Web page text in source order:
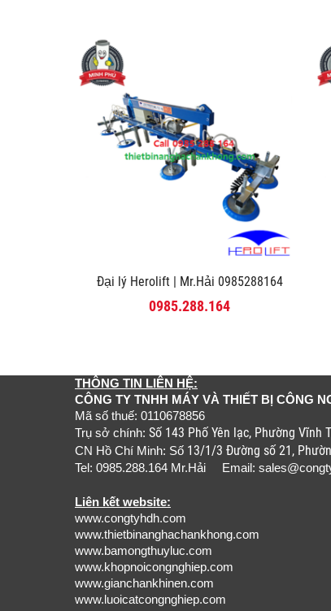
Đại lý Herolift | Mr.Hải 0985288164
0985.288.164
THÔNG TIN LIÊN HỆ:
CÔNG TY TNHH MÁY VÀ THIẾT BỊ CÔNG
Mã số thuế: 0110678856
Trụ sở chính: Số 143 Phố Yên lạc, Phường Vĩnh
CN Hồ Chí Minh: Số 13/1/3 Đường số 21,
Tel: 0985.288.164 Mr.Hải Email:
Liên kết website:
www.congtyhdh.com
www.thietbinanghachankhong.com
www.bamongthuyluc.com
www.khopnoicongnghiep.com
www.gianchankhinen.com
www.luoicatcongnghiep.com